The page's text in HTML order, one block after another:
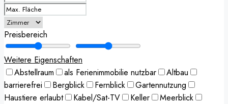
Preisbereich
Weitere Eigenschaften
Abstellraum
als Ferienimmobilie nutzbar
Altbau
barrierefrei
Bergblick Fernblick
Gartennutzung
Haustiere erlaubt
Kabel/Sat-TV Keller
Meerblick